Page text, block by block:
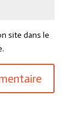
site dans le